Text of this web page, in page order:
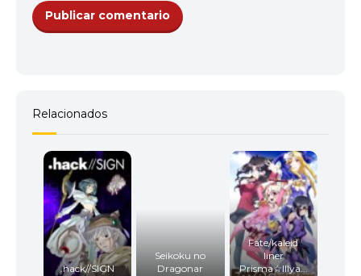
Relacionados
.hack//SIGN
Seikoku no
Dragonar
Fate/kaleid
liner
Prisma☆Illya...